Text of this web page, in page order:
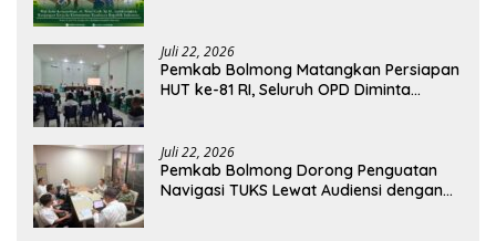
Juli 22, 2026
Pemkab Bolmong Matangkan Persiapan
HUT ke-81 RI, Seluruh OPD Diminta
Juli 22, 2026
Pemkab Bolmong Dorong Penguatan
Navigasi TUKS Lewat Audiensi dengan